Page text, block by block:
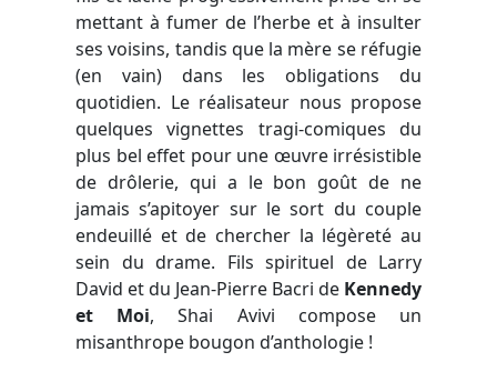
mettant à fumer de l’herbe et à insulter
ses voisins, tandis que la mère se réfugie
(en vain) dans les obligations du
quotidien. Le réalisateur nous propose
quelques vignettes tragi-comiques du
plus bel effet pour une œuvre irrésistible
de drôlerie, qui a le bon goût de ne
jamais s’apitoyer sur le sort du couple
endeuillé et de chercher la légèreté au
sein du drame. Fils spirituel de Larry
David et du Jean-Pierre Bacri de Kennedy
et Moi, Shai Avivi compose un
misanthrope bougon d’anthologie !